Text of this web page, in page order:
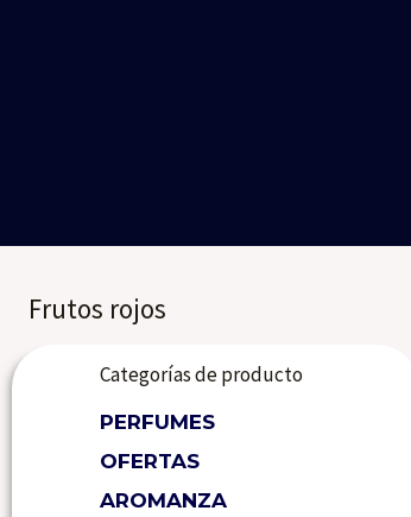
Frutos rojos
Categorías de producto
PERFUMES
OFERTAS
AROMANZA